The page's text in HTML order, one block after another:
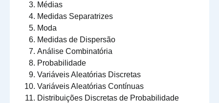
Médias
Medidas Separatrizes
Moda
Medidas de Dispersão
Análise Combinatória
Probabilidade
Variáveis Aleatórias Discretas
Variáveis Aleatórias Contínuas
Distribuições Discretas de Probabilidade